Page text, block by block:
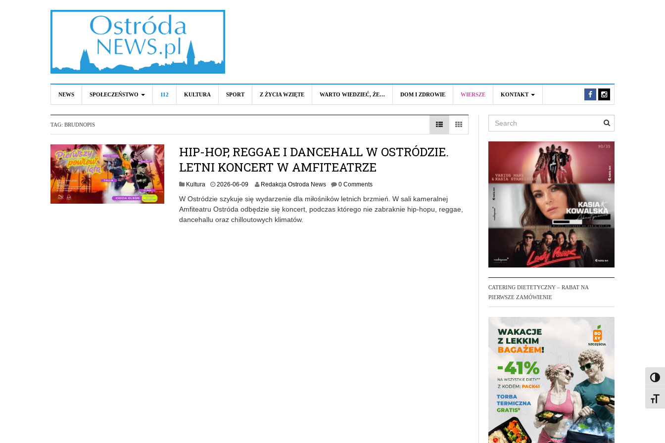
NEWS SPOŁECZEŃSTWO 112 KULTURA SPORT Z ŻYCIA WZIĘTE WARTO WIEDZIEĆ, ŻE… DOM I ZDROWIE WIERSZE KONTAKT
TAG: BRUDNOPIS
HIP-HOP, REGGAE I DANCEHALL W OSTRÓDZIE.
LETNI KONCERT W AMFITEATRZE
Kultura 2026-06-09 Redakcja Ostroda News 0 Comments
W Ostródzie szykuje się wydarzenie dla miłośników letnich brzmień. W sali kameralnej
Amfiteatru Ostróda odbędzie się koncert, podczas którego nie zabraknie hip-hopu, reggae,
dancehallu oraz chilloutowych klimatów.
Search
CATERING DIETETYCZNY – RABAT NA
PIERWSZE ZAMÓWIENIE